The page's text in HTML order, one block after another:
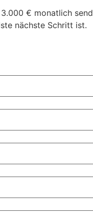
€ monatlich
nächste Schritt ist.